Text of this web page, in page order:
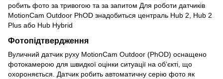
робить фото за тривогою та за запитом Для роботи датчиків
MotionCam Outdoor PhOD знадобиться централь Hub 2, Hub 2
Plus або Hub Hybrid
Фотопідтвердження
Вуличний датчик руху MotionCam Outdoor (PhOD) оснащено
фотокамерою для швидкої оцінки ситуації на об’єкті, що
охороняється. Датчик робить автоматичну серію фото як